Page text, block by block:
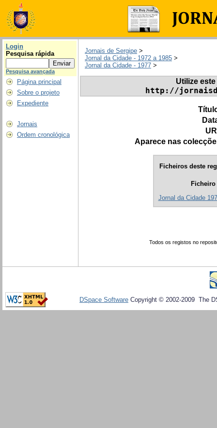
Login
Pesquisa rápida
Pesquisa avançada
Página principal
Sobre o projeto
Expediente
Jornais
Ordem cronológica
Jornais de Sergipe >
Jornal da Cidade - 1972 a 1985 >
Jornal da Cidade - 1977 >
Utilize
http://
Aparece nas
Ficheiros deste
Ficheiro
Jornal da Cidade
Todos os registos no
DSpace Software Copyright © 2002-2009 The